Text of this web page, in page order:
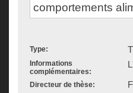
comportements
Type:
Informations
complémentaires:
Directeur de thèse: